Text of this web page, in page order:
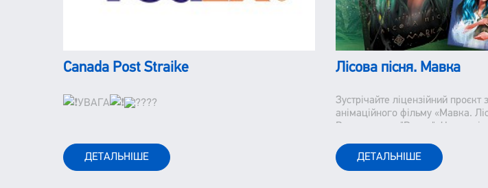
Canada Post Straike
УВАГА
ДЕТАЛЬНІШЕ
Лісова пісня. Мавка
Зустрічайте ліцензійний
анімаційного фільму «Мавка.
Видавництва "Ранок". Часи
відмотувати назад. Та дещо
До цього відноситься і класика
ДЕТАЛЬНІШЕ